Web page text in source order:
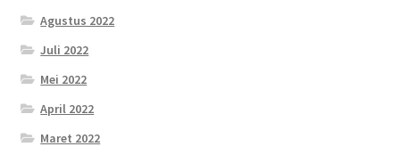
Agustus 2022
Juli 2022
Mei 2022
April 2022
Maret 2022